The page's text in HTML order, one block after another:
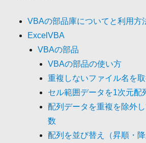
VBAの部品庫についてと利用方
ExcelVBA
VBAの部品
VBAの部品の使い方
重複しないファイル名を
セル範囲データを1次元配
配列データを重複を除外
数
配列を並び替え（昇順・